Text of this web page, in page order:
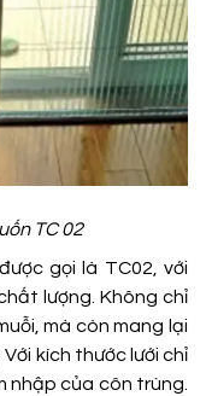
TC 02
gọi là TC02, với
lượng. Không chỉ
mà còn mang lại
kích thước lưới chỉ
nhập của côn trùng.